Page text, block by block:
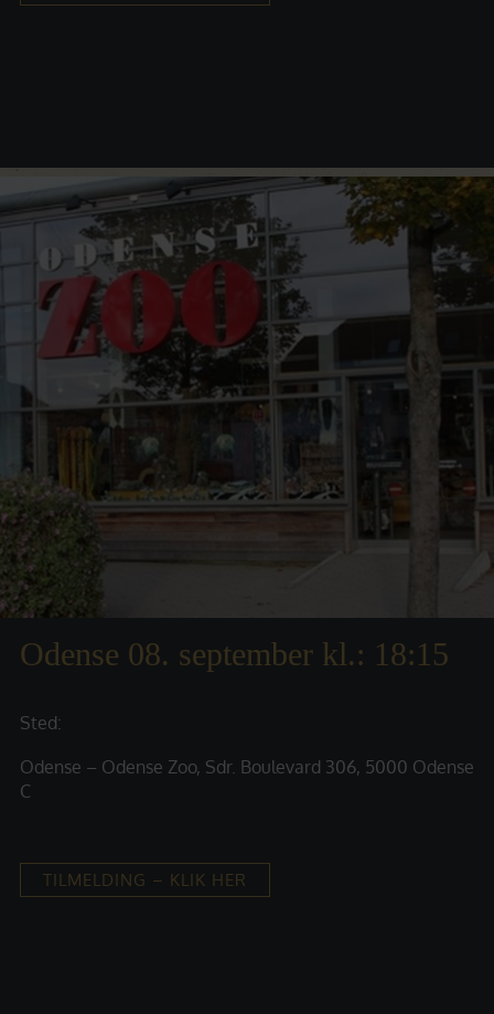
Odense 08. september kl.: 18:15
Sted:
Odense – Odense Zoo, Sdr. Boulevard 306, 5000 Odense
C
TILMELDING – KLIK HER